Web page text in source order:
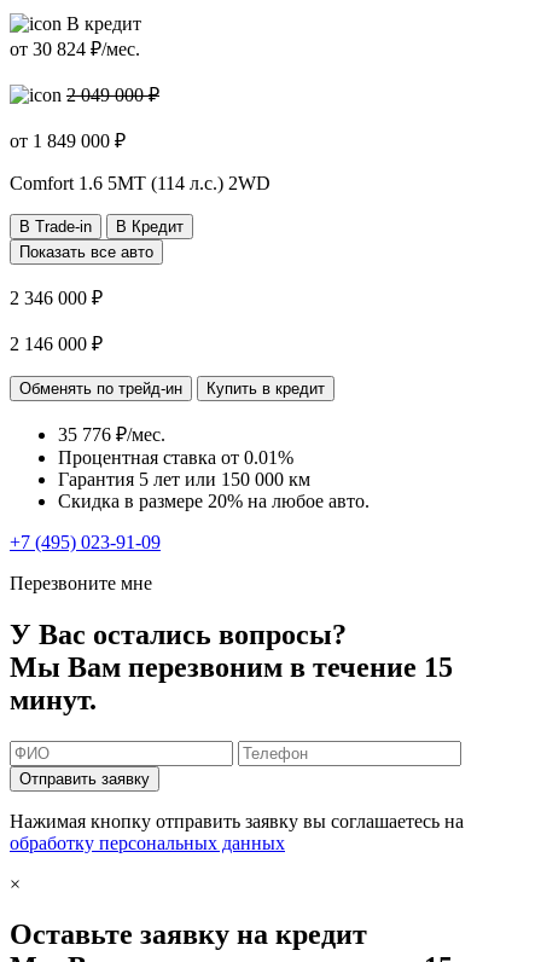
В кредит
от 30 824 ₽/мес.
2 049 000 ₽
от 1 849 000 ₽
Comfort 1.6 5МТ (114 л.с.) 2WD
В Trade-in
В Кредит
Показать все авто
2 346 000 ₽
2 146 000 ₽
Обменять по трейд-ин Купить в кредит
35 776 ₽/мес.
Процентная ставка от 0.01%
Гарантия 5 лет или 150 000 км
Скидка в размере 20% на любое авто.
+7 (495) 023-91-09
Перезвоните мне
У Вас остались вопросы?
Мы Вам перезвоним в течение 15
минут.
Отправить заявку
Нажимая кнопку отправить заявку вы соглашаетесь на
обработку персональных данных
×
Оставьте заявку на кредит